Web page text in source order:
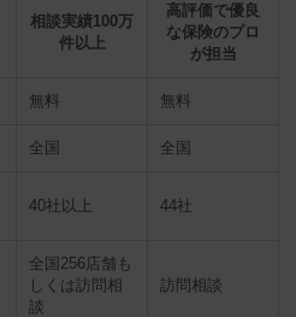
相談実績100万
件以上
高評価で優良
な保険のプロ
が担当
無料 無料
全国 全国
40社以上 44社
全国256店舗も
しくは訪問相
談
訪問相談